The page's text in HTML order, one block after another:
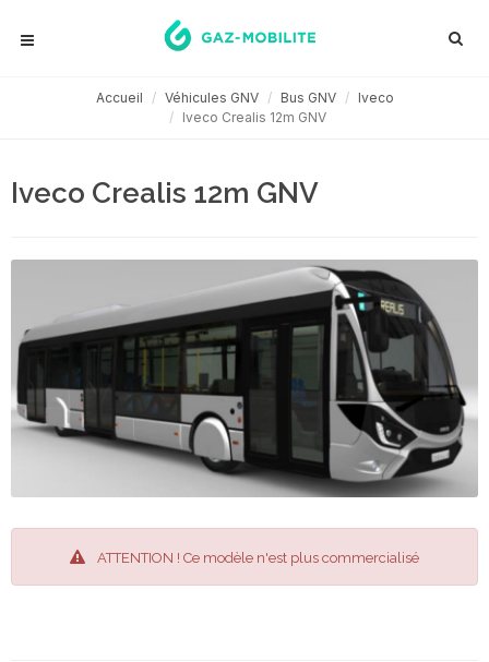
Accueil Véhicules GNV Bus GNV
Iveco
Iveco Crealis 12m GNV
Iveco Crealis 12m GNV
ATTENTION ! Ce modèle n'est plus commercialisé